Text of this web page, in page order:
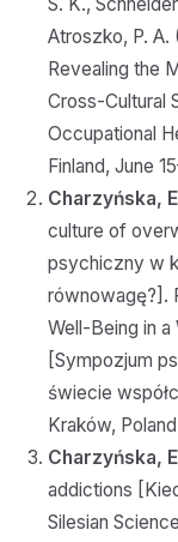
Atroszko, P.
Revealing the
Cross-Cultural
Occupational
Finland, June
Charzyńska,
culture of
psychiczny w
równowagę?].
Well-Being in a
[Sympozjum
świecie
Kraków,
Charzyńska,
addictions
Silesian